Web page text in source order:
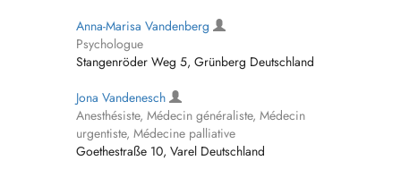
Anna-Marisa Vandenberg
Psychologue
Stangenröder Weg 5, Grünberg Deutschland
Jona Vandenesch
Anesthésiste, Médecin généraliste, Médecin
urgentiste, Médecine palliative
Goethestraße 10, Varel Deutschland